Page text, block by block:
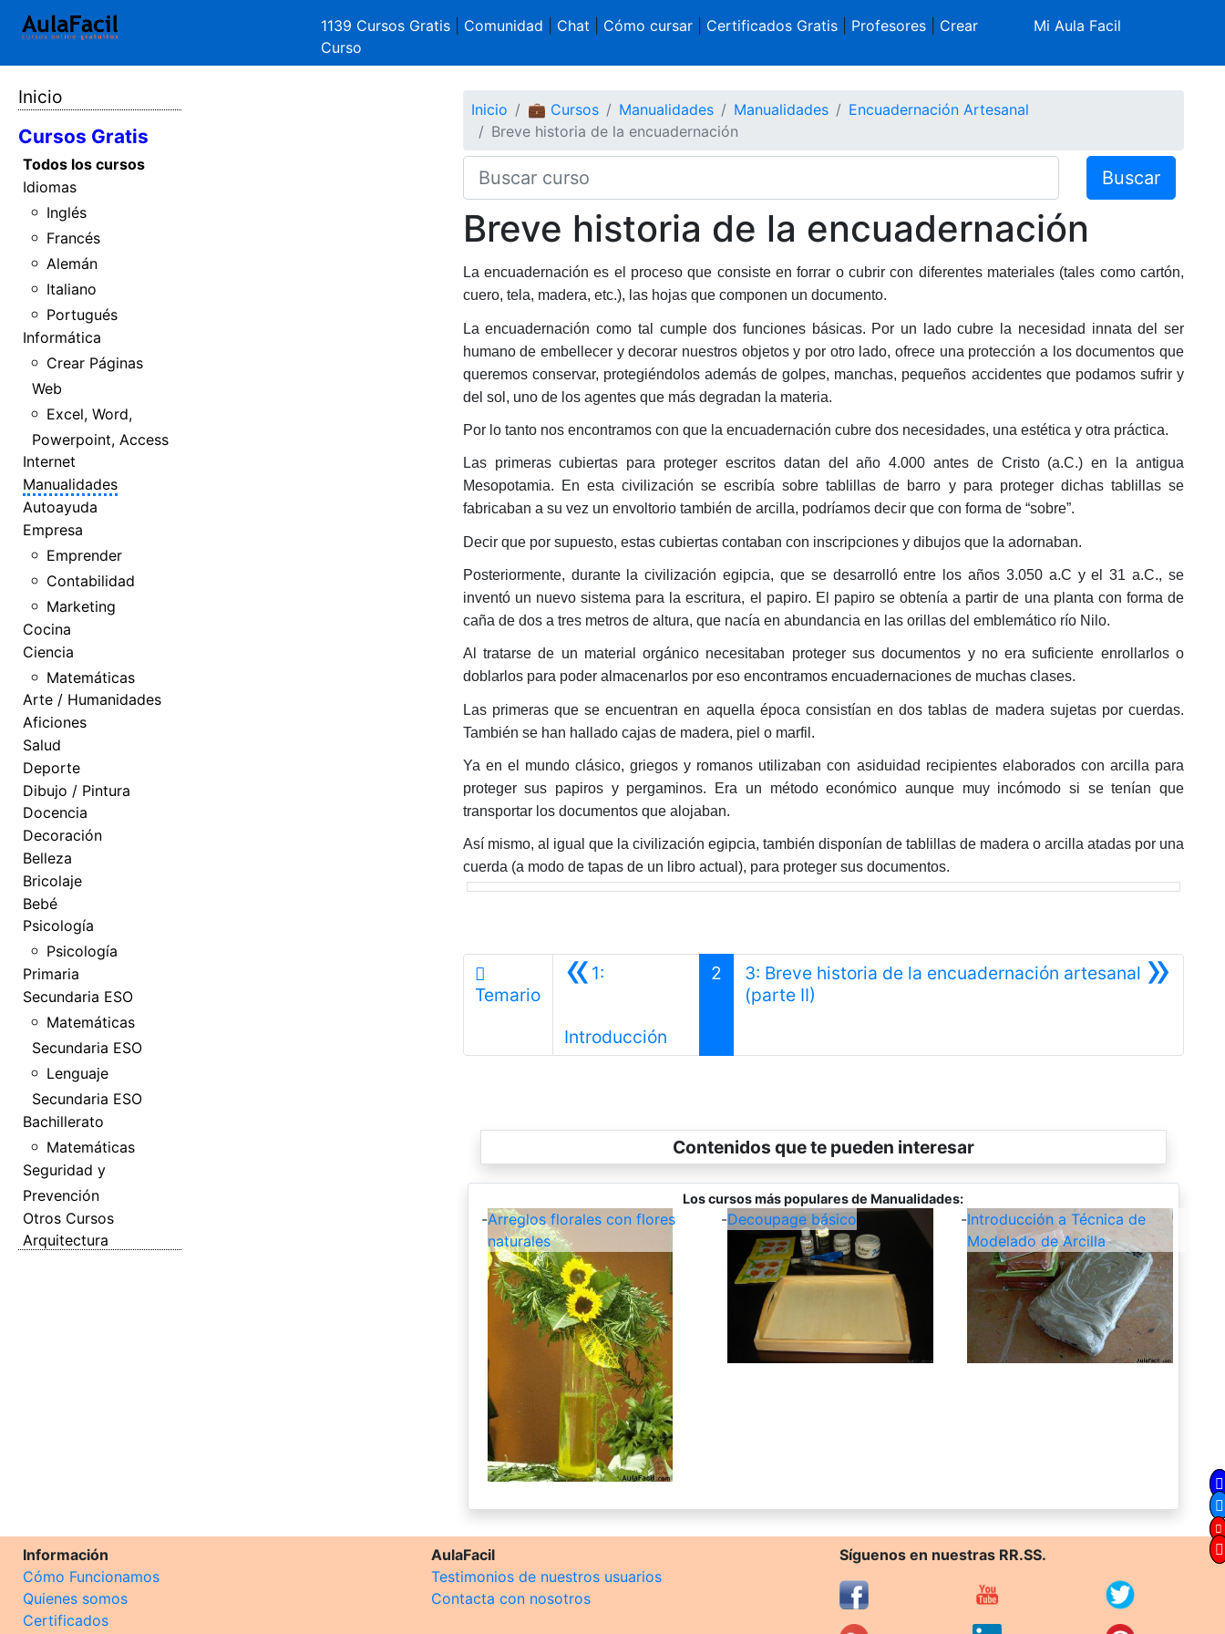
1139 Cursos Gratis Comunidad Chat Cómo cursar| Certificados Gratis| Profesores| Crear
Curso
Mi Aula Facil
Inicio
Cursos Gratis
Todos los cursos
Idiomas
Inglés
Francés
Alemán
Italiano
Portugués
Informática
Crear Páginas
Web
Excel, Word,
Powerpoint, Access
Internet
Manualidades
Autoayuda
Empresa
Emprender
Contabilidad
Marketing
Cocina
Ciencia
Matemáticas
Arte / Humanidades
Aficiones
Salud
Deporte
Dibujo / Pintura
Docencia
Decoración
Belleza
Bricolaje
Bebé
Psicología
Psicología
Primaria
Secundaria ESO
Matemáticas
Secundaria ESO
Lenguaje
Secundaria ESO
Bachillerato
Matemáticas
Seguridad y
Prevención
Otros Cursos
Arquitectura
Inicio 💼 Cursos Manualidades Manualidades
Encuadernación Artesanal
Breve historia de la encuadernación
Buscar
Breve historia de la encuadernación
La encuadernación es el proceso que consiste en forrar o cubrir con diferentes materiales (tales como cartón,
cuero, tela, madera, etc.), las hojas que componen un documento.
La encuadernación como tal cumple dos funciones básicas. Por un lado cubre la necesidad innata del ser
humano de embellecer y decorar nuestros objetos y por otro lado, ofrece una protección a los documentos que
queremos conservar, protegiéndolos además de golpes, manchas, pequeños accidentes que podamos sufrir y
del sol, uno de los agentes que más degradan la materia.
Por lo tanto nos encontramos con que la encuadernación cubre dos necesidades, una estética y otra práctica.
Las primeras cubiertas para proteger escritos datan del año 4.000 antes de Cristo (a.C.) en la antigua
Mesopotamia. En esta civilización se escribía sobre tablillas de barro y para proteger dichas tablillas se
fabricaban a su vez un envoltorio también de arcilla, podríamos decir que con forma de “sobre”.
Decir que por supuesto, estas cubiertas contaban con inscripciones y dibujos que la adornaban.
Posteriormente, durante la civilización egipcia, que se desarrolló entre los años 3.050 a.C y el 31 a.C., se
inventó un nuevo sistema para la escritura, el papiro. El papiro se obtenía a partir de una planta con forma de
caña de dos a tres metros de altura, que nacía en abundancia en las orillas del emblemático río Nilo.
Al tratarse de un material orgánico necesitaban proteger sus documentos y no era suficiente enrollarlos o
doblarlos para poder almacenarlos por eso encontramos encuadernaciones de muchas clases.
Las primeras que se encuentran en aquella época consistían en dos tablas de madera sujetas por cuerdas.
También se han hallado cajas de madera, piel o marfil.
Ya en el mundo clásico, griegos y romanos utilizaban con asiduidad recipientes elaborados con arcilla para
proteger sus papiros y pergaminos. Era un método económico aunque muy incómodo si se tenían que
transportar los documentos que alojaban.
Así mismo, al igual que la civilización egipcia, también disponían de tablillas de madera o arcilla atadas por una
cuerda (a modo de tapas de un libro actual), para proteger sus documentos.
Temario «1:
IntroducciónAnterior
2 »
3: Breve historia de la encuadernación artesanal
(parte II)
Contenidos que te pueden interesar
Los cursos más populares de Manualidades:
-Arreglos florales con flores
naturales
-Decoupage básico -Introducción a Técnica de
Modelado de Arcilla
Información
Cómo Funcionamos
Quienes somos
Certificados
AulaFacil
Testimonios de nuestros usuarios
Contacta con nosotros
Síguenos en nuestras RR.SS.